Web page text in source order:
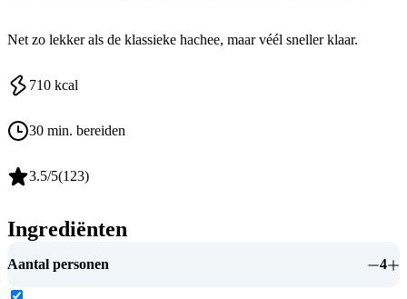
Net zo lekker als de klassieke hachee, maar véél sneller klaar.
710 kcal
30 min. bereiden
3.5/5(123)
Ingrediënten
Aantal personen 4